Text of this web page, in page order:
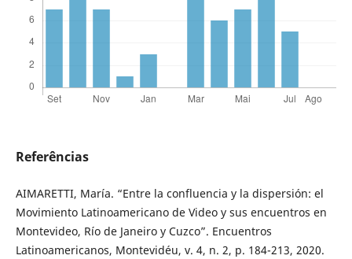
Referências
AIMARETTI, María. “Entre la confluencia y la dispersión: el
Movimiento Latinoamericano de Video y sus encuentros en
Montevideo, Río de Janeiro y Cuzco”. Encuentros
Latinoamericanos, Montevidéu, v. 4, n. 2, p. 184-213, 2020.